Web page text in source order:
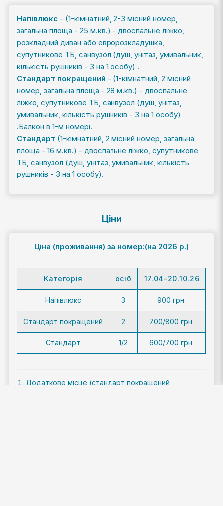
Напівлюкс - (1-кімнатний, 2-3 місний номер,
загальна площа - 25 м.кв.) - двоспальне ліжко,
розкладний диван або евророзкладушка,
супутникове ТБ, санвузол (душ, унітаз, умивальник,
кількість рушників - 3 на 1 особу) .
Стандарт покращений - (1-кімнатний, 2 місний
номер, загальна площа - 28 м.кв.) - двоспальне
ліжко, супутникове ТБ, санвузол (душ, унітаз,
умивальник, кількість рушників - 3 на 1 особу)
.Балкон в 1-м номері.
Стандарт (1-кімнатний, 2 місний номер, загальна
площа - 16 м.кв.) - двоспальне ліжко, супутникове
ТБ, санвузол (душ, унітаз, умивальник, кількість
рушників - 3 на 1 особу).
Ціни
Ціна (проживання) за номер:(на 2026 р.)
Категорія осіб 17.04-20.10.26
Напівлюкс 3 900 грн.
Стандарт покращений 2 700/800 грн.
Стандарт 1/2 600/700 грн.
Додаткове місце (стандарт покращений,